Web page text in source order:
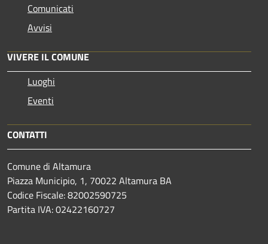
Comunicati
Avvisi
VIVERE IL COMUNE
Luoghi
Eventi
CONTATTI
Comune di Altamura
Piazza Municipio, 1, 70022 Altamura BA
Codice Fiscale: 82002590725
Partita IVA: 02422160727